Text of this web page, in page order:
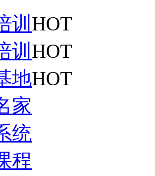
训 HOT
训 HOT
地HOT
家
统
程